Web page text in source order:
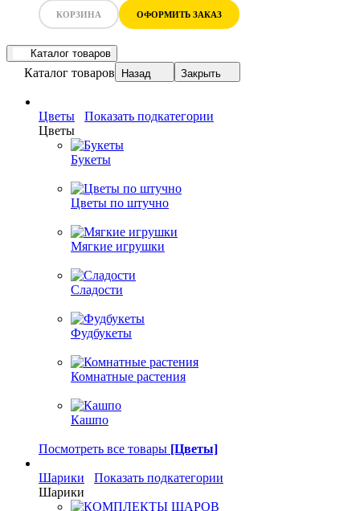
КОРЗИНА ОФОРМИТЬ ЗАКАЗ
Каталог товаров
Каталог товаров Назад Закрыть
Цветы
Показать подкатегории
Цветы
Букеты
Цветы по штучно
Мягкие игрушки
Сладости
Фудбукеты
Комнатные растения
Кашпо
Посмотреть все товары [Цветы]
Шарики
Показать подкатегории
Шарики